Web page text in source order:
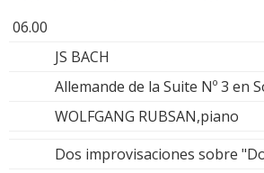
06.00
JS BACH
Allemande de la Suite Nº 3 en
WOLFGANG RUBSAN,piano
Dos improvisaciones sobre